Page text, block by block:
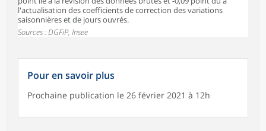
l'actualisation des coefficients de correction des variations
saisonnières et de jours ouvrés.
Sources : DGFiP, Insee
Pour en savoir plus
Prochaine publication le 26 février 2021 à 12h